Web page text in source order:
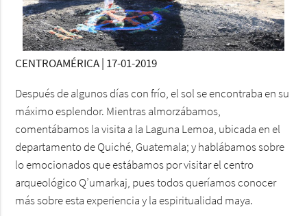
CENTROAMÉRICA | 17-01-2019
Después de algunos días con frío, el sol se encontraba en su
máximo esplendor. Mientras almorzábamos,
comentábamos la visita a la Laguna Lemoa, ubicada en el
departamento de Quiché, Guatemala; y hablábamos sobre
lo emocionados que estábamos por visitar el centro
arqueológico Q’umarkaj, pues todos queríamos conocer
más sobre esta experiencia y la espiritualidad maya.